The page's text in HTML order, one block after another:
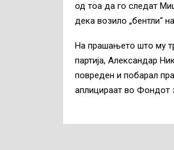
од тоа да го следат
дека возило „бентли“
На прашањето што му
партија, Александар
повреден и побарал
аплицираат во Фондот